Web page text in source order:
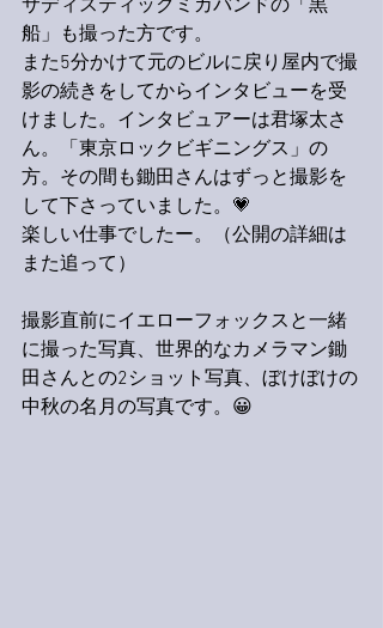
サディスティックミカバンドの「黒
船」も撮った方です。
また5分かけて元のビルに戻り屋内で撮
影の続きをしてからインタビューを受
けました。インタビュアーは君塚太さ
ん。「東京ロックビギニングス」の
方。その間も鋤田さんはずっと撮影を
して下さっていました。💗
楽しい仕事でしたー。（公開の詳細は
また追って）
撮影直前にイエローフォックスと一緒
に撮った写真、世界的なカメラマン鋤
田さんとの2ショット写真、ぼけぼけの
中秋の名月の写真です。😀